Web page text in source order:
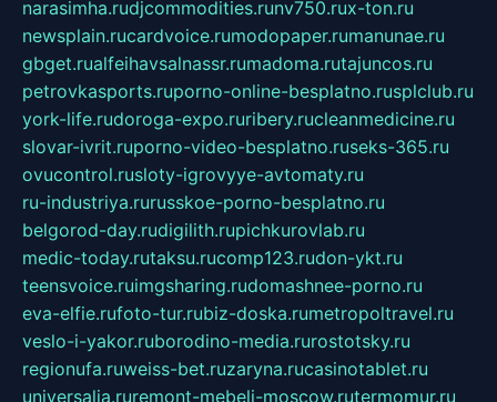
narasimha.rudjcommodities.runv750.rux-ton.ru
newsplain.rucardvoice.rumodopaper.rumanunae.ru
gbget.rualfeihavsalnassr.rumadoma.rutajuncos.ru
petrovkasports.ruporno-online-besplatno.rusplclub.ru
york-life.rudoroga-expo.ruribery.rucleanmedicine.ru
slovar-ivrit.ruporno-video-besplatno.ruseks-365.ru
ovucontrol.rusloty-igrovyye-avtomaty.ru
ru-industriya.rurusskoe-porno-besplatno.ru
belgorod-day.rudigilith.rupichkurovlab.ru
medic-today.rutaksu.rucomp123.rudon-ykt.ru
teensvoice.ruimgsharing.rudomashnee-porno.ru
eva-elfie.rufoto-tur.rubiz-doska.rumetropoltravel.ru
veslo-i-yakor.ruborodino-media.rurostotsky.ru
regionufa.ruweiss-bet.ruzaryna.rucasinotablet.ru
universalia.ruremont-mebeli-moscow.rutermomur.ru